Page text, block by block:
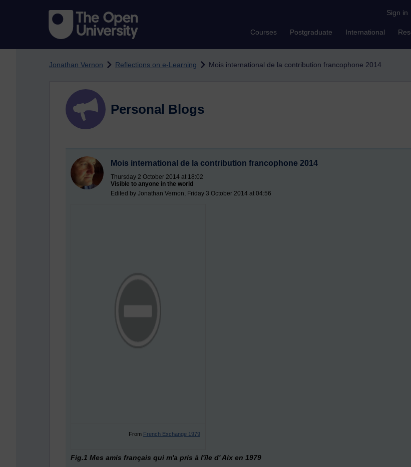
Sign in
Courses Postgraduate International
Jonathan Vernon Reflections on e-Learning Mois international de la contribution francophone 2014
Personal Blogs
Mois international de la contribution francophone 2014
Thursday 2 October 2014 at 18:02
Visible to anyone in the world
Edited by Jonathan Vernon, Friday 3 October 2014 at 04:56
From French Exchange 1979
Fig.1 Mes amis français qui m'a pris à l'île d' Aix en 1979